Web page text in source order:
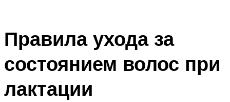
Правила ухода за
состоянием волос при
лактации